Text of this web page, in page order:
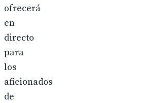
ofrecerá
en
directo
para
los
aficionados
de